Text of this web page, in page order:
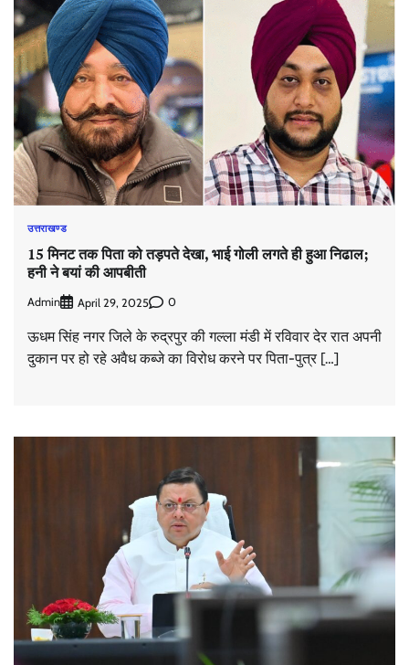
उत्तराखण्ड
15 मिनट तक पिता को तड़पते देखा, भाई गोली लगते ही हुआ निढाल;
हनी ने बयां की आपबीती
Admin April 29, 2025 0
ऊधम सिंह नगर जिले के रुद्रपुर की गल्ला मंडी में रविवार देर रात अपनी
दुकान पर हो रहे अवैध कब्जे का विरोध करने पर पिता-पुत्र […]